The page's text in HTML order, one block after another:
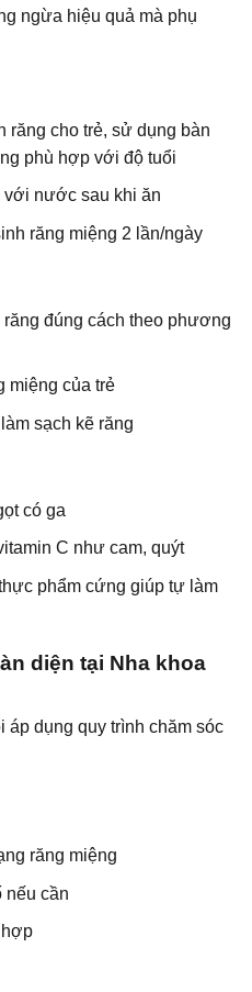
ngừa hiệu quả mà phụ
răng cho trẻ, sử dụng bàn
phù hợp với độ tuổi
với nước sau khi ăn
răng miệng 2 lần/ngày
đúng cách theo phương
miệng của trẻ
sạch kẽ răng
có ga
C như cam, quýt
phẩm cứng giúp tự làm
diện tại Nha khoa
áp dụng quy trình chăm sóc
răng miệng
nếu cần
hợp